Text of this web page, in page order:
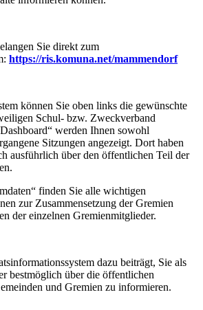
Sie direkt zum
https://ris.komuna.net/mammendorf
können Sie oben links die gewünschte
Schul- bzw. Zweckverband
werden Ihnen sowohl
Sitzungen angezeigt. Dort haben
ausführlich über den öffentlichen Teil der
finden Sie alle wichtigen
zur Zusammensetzung der Gremien
der einzelnen Gremienmitglieder.
dazu beiträgt, Sie als
bestmöglich über die öffentlichen
und Gremien zu informieren.